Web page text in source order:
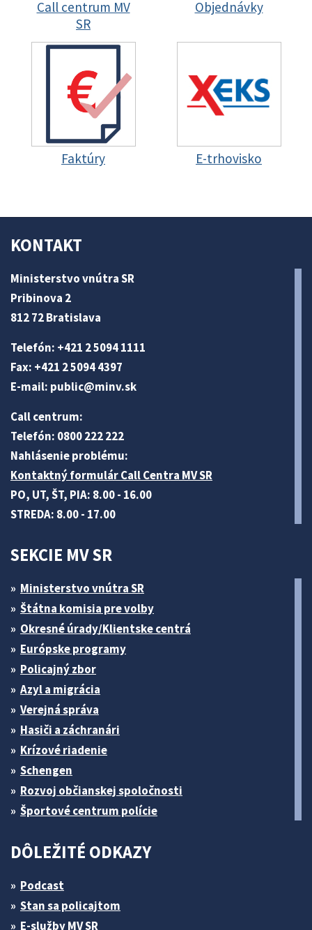
Call centrum MV
SR
Objednávky
Faktúry E-trhovisko
KONTAKT
Ministerstvo vnútra SR
Pribinova 2
812 72 Bratislava
Telefón: +421 2 5094 1111
Fax: +421 2 5094 4397
E-mail: public@minv.sk
Call centrum:
Telefón: 0800 222 222
Nahlásenie problému:
Kontaktný formulár Call Centra MV SR
PO, UT, ŠT, PIA: 8.00 - 16.00
STREDA: 8.00 - 17.00
SEKCIE MV SR
Ministerstvo vnútra SR
Štátna komisia pre volby
Okresné úrady/Klientske centrá
Európske programy
Policajný zbor
Azyl a migrácia
Verejná správa
Hasiči a záchranári
Krízové riadenie
Schengen
Rozvoj občianskej spoločnosti
Športové centrum polície
DÔLEŽITÉ ODKAZY
Podcast
Stan sa policajtom
E-služby MV SR